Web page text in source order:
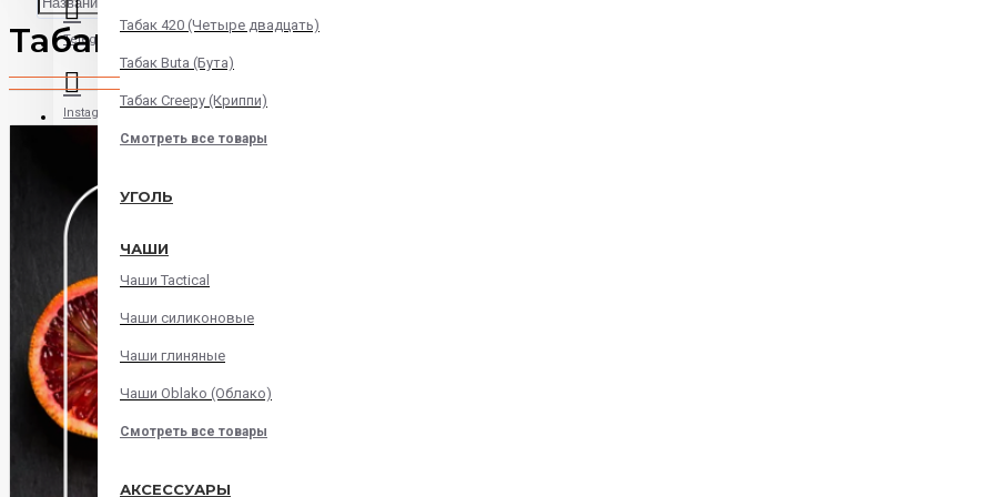
Telegram
Instagram
WatsApp
Корзина
В корзине пусто!
Табак 420 (Четыре двадцать)
Табак Buta (Бута)
Табак Creepy (Криппи)
Смотреть все товары
УГОЛЬ
ЧАШИ
Чаши Tactical
Чаши силиконовые
Чаши глиняные
Чаши Oblako (Облако)
Смотреть все товары
АКСЕССУАРЫ
Табак Lagom Bloody Orange (Сицилийский апельсин,